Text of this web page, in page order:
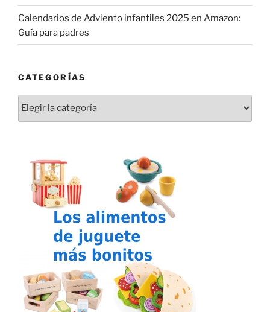
Calendarios de Adviento infantiles 2025 en Amazon:
Guía para padres
CATEGORÍAS